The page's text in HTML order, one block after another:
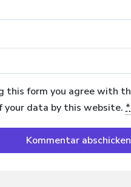
this form you agree with
your data by this website. *